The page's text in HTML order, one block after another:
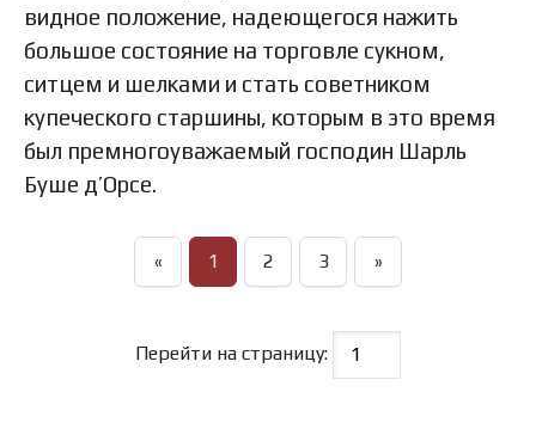
видное положение, надеющегося нажить
большое состояние на торговле сукном,
ситцем и шелками и стать советником
купеческого старшины, которым в это время
был премногоуважаемый господин Шарль
Буше д’Орсе.
« 1 2 3 »
Перейти на страницу: